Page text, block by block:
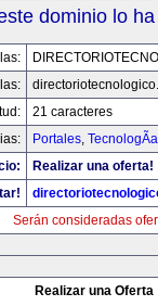
dominio lo
21 caracteres
Portales, TecnologÃ­a
Realizar una oferta!
Serán consideradas
Realizar una Oferta